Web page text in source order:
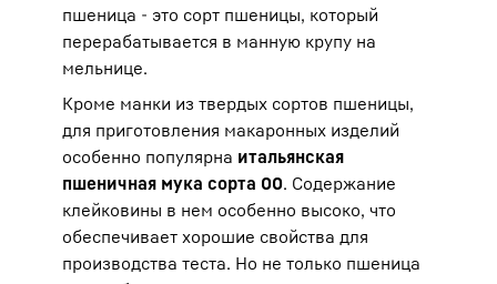
пшеница - это сорт пшеницы, который
перерабатывается в манную крупу на
мельнице.
Кроме манки из твердых сортов пшеницы,
для приготовления макаронных изделий
особенно популярна итальянская
пшеничная мука сорта 00. Содержание
клейковины в нем особенно высоко, что
обеспечивает хорошие свойства для
производства теста. Но не только пшеница